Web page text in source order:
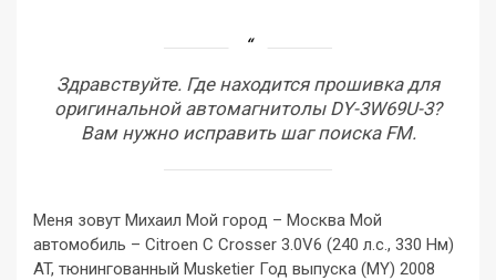
Здравствуйте. Где находится прошивка для
оригинальной автомагнитолы DY-3W69U-3?
Вам нужно исправить шаг поиска FM.
Меня зовут Михаил Мой город – Москва Мой
автомобиль – Citroen C Crosser 3.0V6 (240 л.с., 330 Нм)
AT, тюнингованный Musketier Год выпуска (MY) 2008